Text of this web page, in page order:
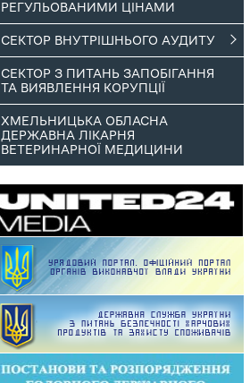
РЕГУЛЬОВАНИМИ ЦІНАМИ
СЕКТОР ВНУТРІШНЬОГО АУДИТУ
СЕКТОР З ПИТАНЬ ЗАПОБІГАННЯ
ТА ВИЯВЛЕННЯ КОРУПЦІЇ
ХМЕЛЬНИЦЬКА ОБЛАСНА
ДЕРЖАВНА ЛІКАРНЯ
ВЕТЕРИНАРНОЇ МЕДИЦИНИ